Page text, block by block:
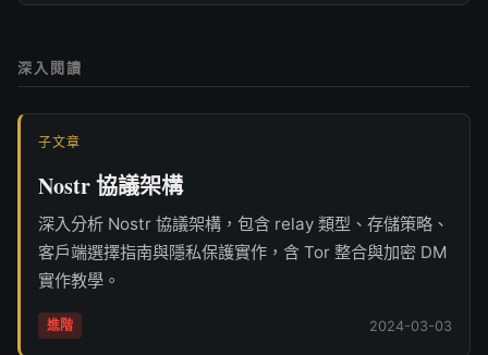
深入閱讀
子文章
Nostr 協議架構
深入分析 Nostr 協議架構，包含 relay 類型、存儲策略、
客戶端選擇指南與隱私保護實作，含 Tor 整合與加密 DM
實作教學。
進階 2024-03-03